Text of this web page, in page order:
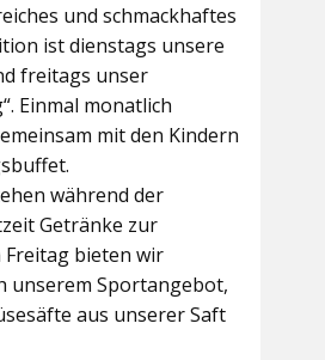
und schmackhaftes
ist dienstags unsere
freitags unser
Einmal monatlich
mit den Kindern
während der
Getränke zur
bieten wir
unserem Sportangebot,
aus unserer Saft